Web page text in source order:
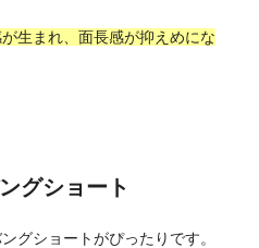
生まれ、面長感が抑えめにな
グショート
グショートがぴったりです。